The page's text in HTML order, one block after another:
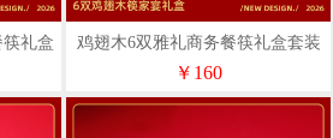
礼盒
鸡翅木6双雅礼商务餐筷礼盒套装
创意礼品
￥160